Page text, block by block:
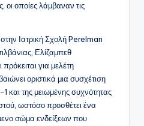
οι οποίες λάμβαναν τις
Ιατρική Σχολή Perelman
Ελίζαμπεθ
για μελέτη
οριστικά μια συσχέτιση
της μειωμένης συχνότητας
ωστόσο προσθέτει ένα
σώμα ενδείξεων που